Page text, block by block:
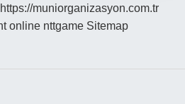
https://muniorganizasyon.com.tr
online nttgame Sitemap